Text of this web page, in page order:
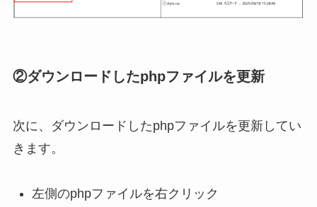
②ダウンロードしたphpファイルを更新
次に、ダウンロードしたphpファイルを更新してい
きます。
左側のphpファイルを右クリック